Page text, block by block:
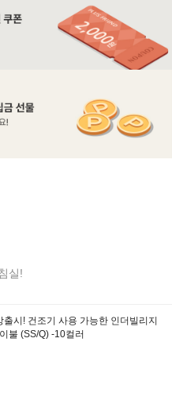
실!
출시! 건조기 사용 가능한 인더빌리지
불 (SS/Q) -10컬러